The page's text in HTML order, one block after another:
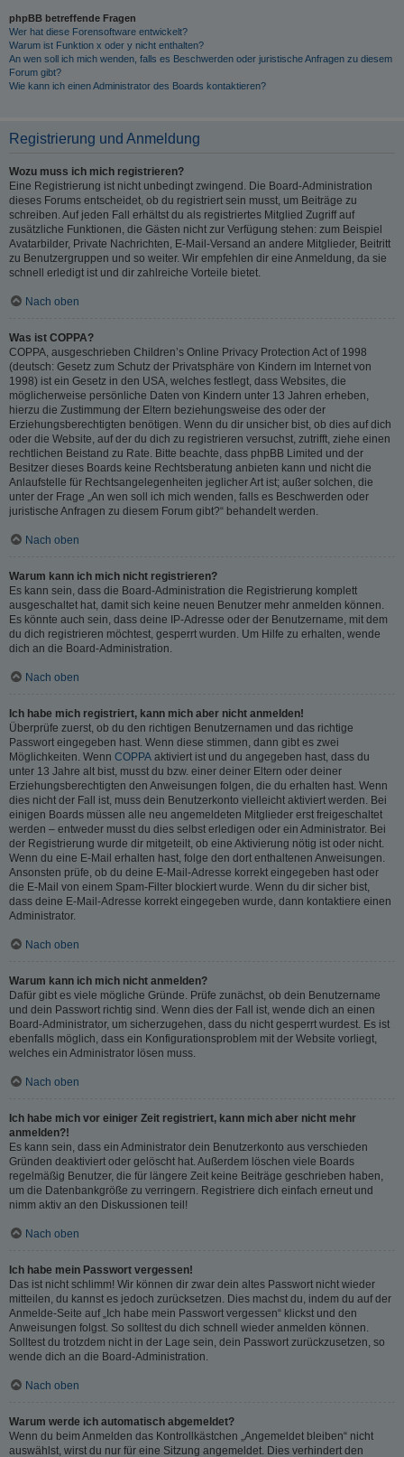
phpBB betreffende Fragen
Wer hat diese Forensoftware entwickelt?
Warum ist Funktion x oder y nicht enthalten?
An wen soll ich mich wenden, falls es Beschwerden oder juristische Anfragen zu diesem
Forum gibt?
Wie kann ich einen Administrator des Boards kontaktieren?
Registrierung und Anmeldung
Wozu muss ich mich registrieren?
Eine Registrierung ist nicht unbedingt zwingend. Die Board-Administration
dieses Forums entscheidet, ob du registriert sein musst, um Beiträge zu
schreiben. Auf jeden Fall erhältst du als registriertes Mitglied Zugriff auf
zusätzliche Funktionen, die Gästen nicht zur Verfügung stehen: zum Beispiel
Avatarbilder, Private Nachrichten, E-Mail-Versand an andere Mitglieder, Beitritt
zu Benutzergruppen und so weiter. Wir empfehlen dir eine Anmeldung, da sie
schnell erledigt ist und dir zahlreiche Vorteile bietet.
Nach oben
Was ist COPPA?
COPPA, ausgeschrieben Children’s Online Privacy Protection Act of 1998
(deutsch: Gesetz zum Schutz der Privatsphäre von Kindern im Internet von
1998) ist ein Gesetz in den USA, welches festlegt, dass Websites, die
möglicherweise persönliche Daten von Kindern unter 13 Jahren erheben,
hierzu die Zustimmung der Eltern beziehungsweise des oder der
Erziehungsberechtigten benötigen. Wenn du dir unsicher bist, ob dies auf dich
oder die Website, auf der du dich zu registrieren versuchst, zutrifft, ziehe einen
rechtlichen Beistand zu Rate. Bitte beachte, dass phpBB Limited und der
Besitzer dieses Boards keine Rechtsberatung anbieten kann und nicht die
Anlaufstelle für Rechtsangelegenheiten jeglicher Art ist; außer solchen, die
unter der Frage „An wen soll ich mich wenden, falls es Beschwerden oder
juristische Anfragen zu diesem Forum gibt?“ behandelt werden.
Nach oben
Warum kann ich mich nicht registrieren?
Es kann sein, dass die Board-Administration die Registrierung komplett
ausgeschaltet hat, damit sich keine neuen Benutzer mehr anmelden können.
Es könnte auch sein, dass deine IP-Adresse oder der Benutzername, mit dem
du dich registrieren möchtest, gesperrt wurden. Um Hilfe zu erhalten, wende
dich an die Board-Administration.
Nach oben
Ich habe mich registriert, kann mich aber nicht anmelden!
Überprüfe zuerst, ob du den richtigen Benutzernamen und das richtige
Passwort eingegeben hast. Wenn diese stimmen, dann gibt es zwei
Möglichkeiten. Wenn COPPA aktiviert ist und du angegeben hast, dass du
unter 13 Jahre alt bist, musst du bzw. einer deiner Eltern oder deiner
Erziehungsberechtigten den Anweisungen folgen, die du erhalten hast. Wenn
dies nicht der Fall ist, muss dein Benutzerkonto vielleicht aktiviert werden. Bei
einigen Boards müssen alle neu angemeldeten Mitglieder erst freigeschaltet
werden – entweder musst du dies selbst erledigen oder ein Administrator. Bei
der Registrierung wurde dir mitgeteilt, ob eine Aktivierung nötig ist oder nicht.
Wenn du eine E-Mail erhalten hast, folge den dort enthaltenen Anweisungen.
Ansonsten prüfe, ob du deine E-Mail-Adresse korrekt eingegeben hast oder
die E-Mail von einem Spam-Filter blockiert wurde. Wenn du dir sicher bist,
dass deine E-Mail-Adresse korrekt eingegeben wurde, dann kontaktiere einen
Administrator.
Nach oben
Warum kann ich mich nicht anmelden?
Dafür gibt es viele mögliche Gründe. Prüfe zunächst, ob dein Benutzername
und dein Passwort richtig sind. Wenn dies der Fall ist, wende dich an einen
Board-Administrator, um sicherzugehen, dass du nicht gesperrt wurdest. Es ist
ebenfalls möglich, dass ein Konfigurationsproblem mit der Website vorliegt,
welches ein Administrator lösen muss.
Nach oben
Ich habe mich vor einiger Zeit registriert, kann mich aber nicht mehr
anmelden?!
Es kann sein, dass ein Administrator dein Benutzerkonto aus verschieden
Gründen deaktiviert oder gelöscht hat. Außerdem löschen viele Boards
regelmäßig Benutzer, die für längere Zeit keine Beiträge geschrieben haben,
um die Datenbankgröße zu verringern. Registriere dich einfach erneut und
nimm aktiv an den Diskussionen teil!
Nach oben
Ich habe mein Passwort vergessen!
Das ist nicht schlimm! Wir können dir zwar dein altes Passwort nicht wieder
mitteilen, du kannst es jedoch zurücksetzen. Dies machst du, indem du auf der
Anmelde-Seite auf „Ich habe mein Passwort vergessen“ klickst und den
Anweisungen folgst. So solltest du dich schnell wieder anmelden können.
Solltest du trotzdem nicht in der Lage sein, dein Passwort zurückzusetzen, so
wende dich an die Board-Administration.
Nach oben
Warum werde ich automatisch abgemeldet?
Wenn du beim Anmelden das Kontrollkästchen „Angemeldet bleiben“ nicht
auswählst, wirst du nur für eine Sitzung angemeldet. Dies verhindert den